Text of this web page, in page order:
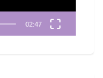
02:47